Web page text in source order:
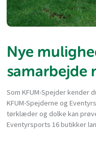
Nye
samarbejde
Som KFUM-Spejder kender
KFUM-Spejderne og
tørklæder og dolke kan
Eventyrsports 16 butikker